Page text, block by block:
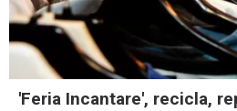
'Feria Incantare', recicla,